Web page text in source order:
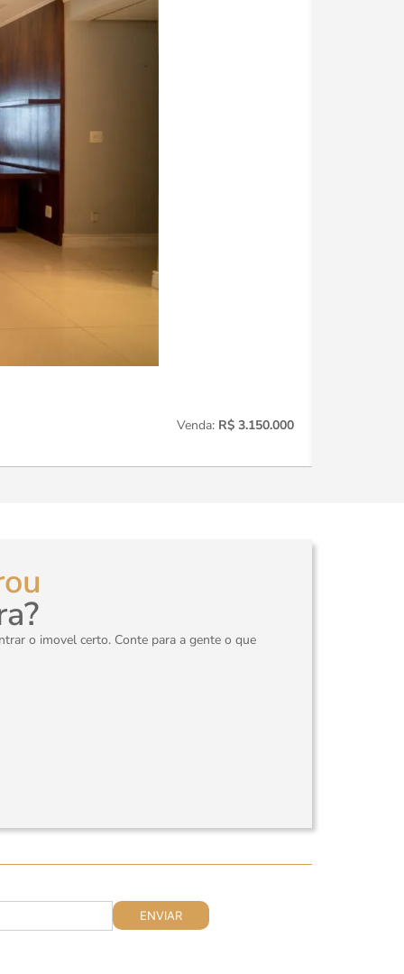
Venda: R$ 3.150.000
o imovel certo. Conte para a gente o que